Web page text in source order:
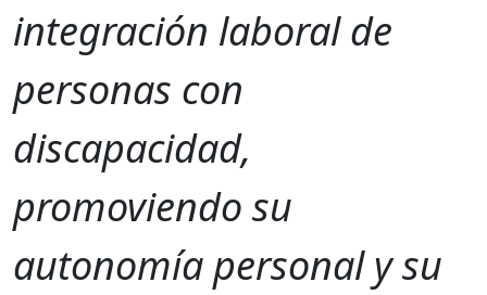
integración laboral de
personas con
discapacidad,
promoviendo su
autonomía personal y su